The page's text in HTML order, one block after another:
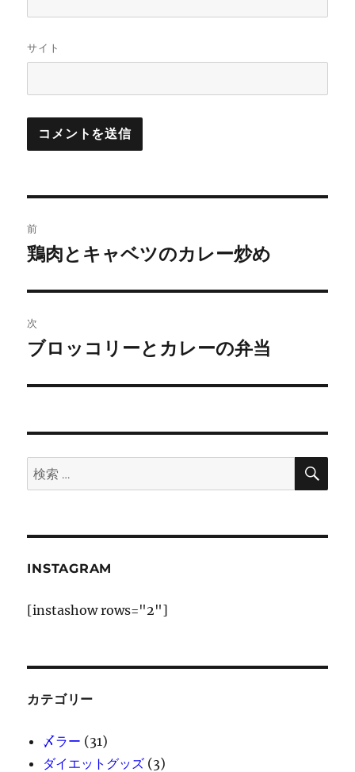
サイト
稿
ビ
ゲ
ー
ン
前
前
投
稿:
鶏肉とキャベツのカレー炒め
次
次
投
ブロッコリーとカレーの弁当
検
索:
検
INSTAGRAM
[instashow rows="2"]
カテゴリー
〆ラー (31)
ダイエットグッズ (3)